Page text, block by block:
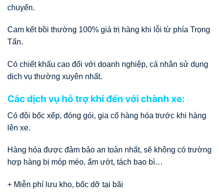
chuyển.
Cam kết bồi thường 100% giá trị hàng khi lỗi từ phía Trọng
Tấn.
Có chiết khấu cao đối với doanh nghiệp, cá nhân sử dụng
dịch vụ thường xuyên nhất.
Các dịch vụ hỗ trợ khi đến với chành xe:
Có đội bốc xếp, đóng gói, gia cố hàng hóa trước khi hàng
lên xe.
Hàng hóa được đảm bảo an toàn nhất, sẽ không có trường
hợp hàng bị móp méo, ẩm ướt, tách bao bì…
+ Miễn phí lưu kho, bốc dỡ tại bãi